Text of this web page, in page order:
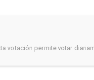
votación permite votar